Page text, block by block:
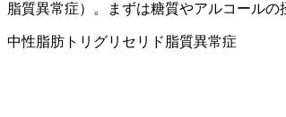
脂質異常症）。まずは糖質やアルコール
中性脂肪 トリグリセリド 脂質異常症